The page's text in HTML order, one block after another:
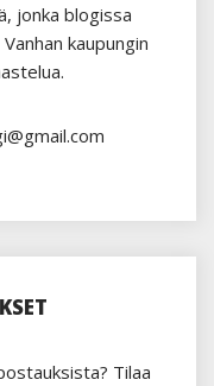
jonka blogissa
kaupungin
Tilaa